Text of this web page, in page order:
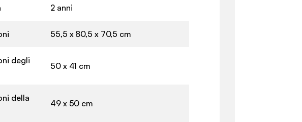
2 anni
55,5 x 80,5 x 70,5 cm
degli
50 x 41 cm
della
49 x 50 cm